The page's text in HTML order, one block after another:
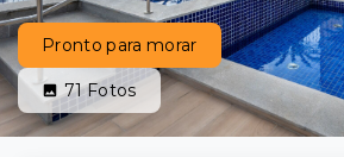
Pronto para morar
71Fotos